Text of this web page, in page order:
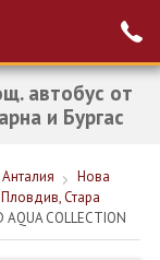
на
автобус от
и Бургас
Нова
Стара
AQUA COLLECTION